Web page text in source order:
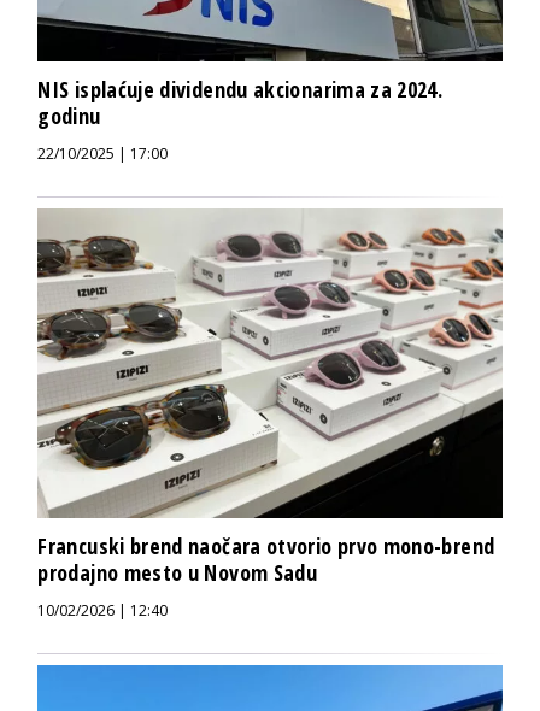
NIS isplaćuje dividendu akcionarima za 2024.
godinu
22/10/2025 | 17:00
Francuski brend naočara otvorio prvo mono-brend
prodajno mesto u Novom Sadu
10/02/2026 | 12:40